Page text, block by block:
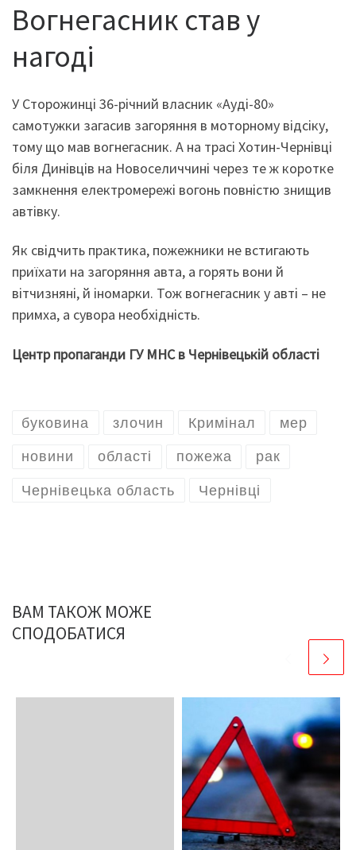
Вогнегасник став у
нагоді
У Сторожинці 36-річний власник «Ауді-80»
самотужки загасив загоряння в моторному відсіку,
тому що мав вогнегасник. А на трасі Хотин-Чернівці
біля Динівців на Новоселиччині через те ж коротке
замкнення електромережі вогонь повністю знищив
автівку.
Як свідчить практика, пожежники не встигають
приїхати на загоряння авта, а горять вони й
вітчизняні, й іномарки. Тож вогнегасник у авті – не
примха, а сувора необхідність.
Центр пропаганди ГУ МНС в Чернівецькій області
буковина злочин Кримінал мер
новини області пожежа рак
Чернівецька область Чернівці
ВАМ ТАКОЖ МОЖЕ
СПОДОБАТИСЯ